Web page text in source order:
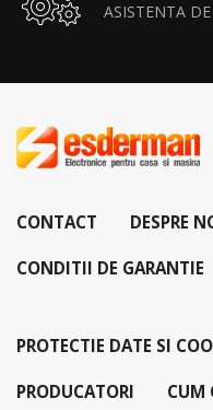
ASISTENTA
CONTACT DESPRE
CONDITII DE GARANTIE
PROTECTIE DATE SI
PRODUCATORI CUM